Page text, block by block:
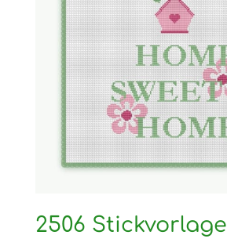
2506 Stickvorlage